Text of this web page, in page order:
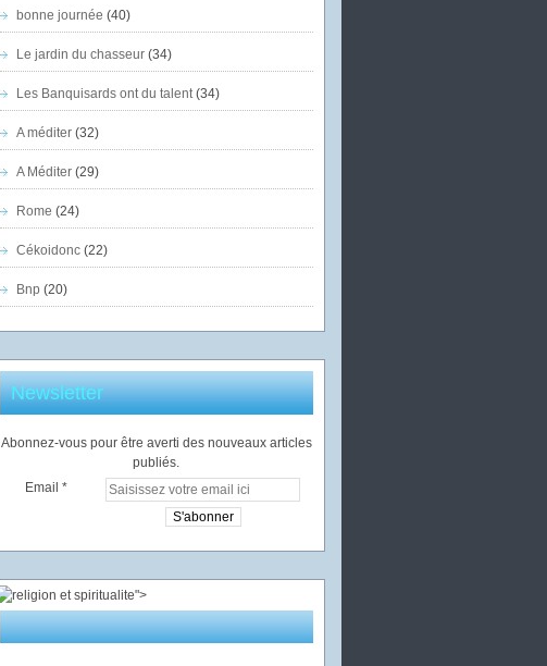
bonne journée (40)
Le jardin du chasseur(34)
Les Banquisards ont du talent(34)
A méditer(32)
A Méditer(29)
Rome (24)
Cékoidonc(22)
Bnp (20)
Newsletter
Abonnez-vous pour être averti des nouveaux articles
publiés.
Email
">